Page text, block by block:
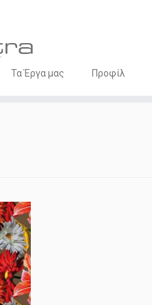
Τα Έργα μας Προφίλ